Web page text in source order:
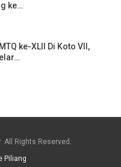
ke…
ke-XLII Di Koto VII,
All Rights Reserved.
Piliang